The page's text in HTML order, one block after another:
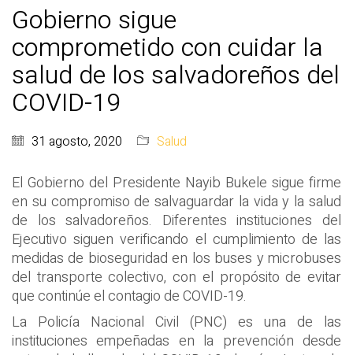
Gobierno sigue
comprometido con cuidar la
salud de los salvadoreños del
COVID-19
31 agosto, 2020 Salud
El Gobierno del Presidente Nayib Bukele sigue firme
en su compromiso de salvaguardar la vida y la salud
de los salvadoreños. Diferentes instituciones del
Ejecutivo siguen verificando el cumplimiento de las
medidas de bioseguridad en los buses y microbuses
del transporte colectivo, con el propósito de evitar
que continúe el contagio de COVID-19.
La Policía Nacional Civil (PNC) es una de las
instituciones empeñadas en la prevención desde